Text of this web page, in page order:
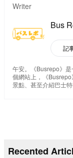
e
b
o
o
k
Writer
Bus
記
午安。《Busrepo》
個網站上，《
景點、甚至介紹巴士
Recented